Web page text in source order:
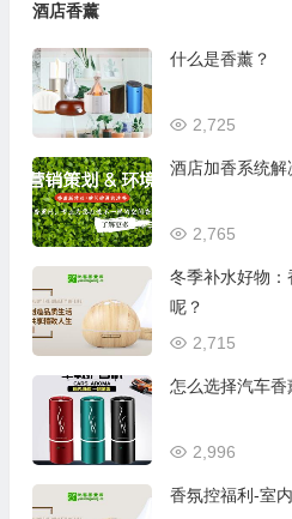
酒店香薰
什么是香薰？
2,725
酒店加香系统解
2,765
冬季补水好物
呢？
2,715
怎么选择汽车香
2,996
香氛控福利-室